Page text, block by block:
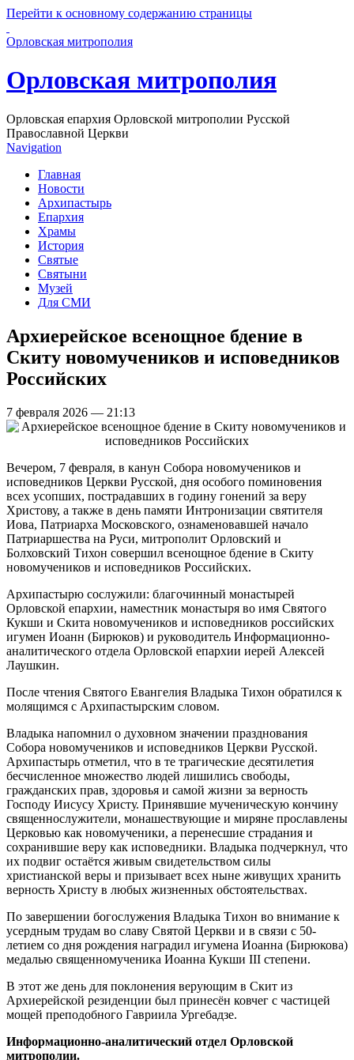
Перейти к основному содержанию страницы
Орловская митрополия
Орловская митрополия
Орловская епархия Орловской митрополии Русской
Православной Церкви
Navigation
Главная
Новости
Архипастырь
Епархия
Храмы
История
Святые
Святыни
Музей
Для СМИ
Архиерейское всенощное бдение в
Скиту новомучеников и исповедников
Российских
7 февраля 2026 — 21:13
Вечером, 7 февраля, в канун Собора новомучеников и
исповедников Церкви Русской, дня особого поминовения
всех усопших, пострадавших в годину гонений за веру
Христову, а также в день памяти Интронизации святителя
Иова, Патриарха Московского, ознаменовавшей начало
Патриаршества на Руси, митрополит Орловский и
Болховский Тихон совершил всенощное бдение в Скиту
новомучеников и исповедников Российских.
Архипастырю сослужили: благочинный монастырей
Орловской епархии, наместник монастыря во имя Святого
Кукши и Скита новомучеников и исповедников российских
игумен Иоанн (Бирюков) и руководитель Информационно-
аналитического отдела Орловской епархии иерей Алексей
Лаушкин.
После чтения Святого Евангелия Владыка Тихон обратился к
молящимся с Архипастырским словом.
Владыка напомнил о духовном значении празднования
Собора новомучеников и исповедников Церкви Русской.
Архипастырь отметил, что в те трагические десятилетия
бесчисленное множество людей лишились свободы,
гражданских прав, здоровья и самой жизни за верность
Господу Иисусу Христу. Принявшие мученическую кончину
священнослужители, монашествующие и миряне прославлены
Церковью как новомученики, а перенесшие страдания и
сохранившие веру как исповедники. Владыка подчеркнул, что
их подвиг остаётся живым свидетельством силы
христианской веры и призывает всех ныне живущих хранить
верность Христу в любых жизненных обстоятельствах.
По завершении богослужения Владыка Тихон во внимание к
усердным трудам во славу Святой Церкви и в связи с 50-
летием со дня рождения наградил игумена Иоанна (Бирюкова)
медалью священномученика Иоанна Кукши III степени.
В этот же день для поклонения верующим в Скит из
Архиерейской резиденции был принесён ковчег с частицей
мощей преподобного Гавриила Ургебадзе.
Информационно-аналитический отдел Орловской
митрополии.